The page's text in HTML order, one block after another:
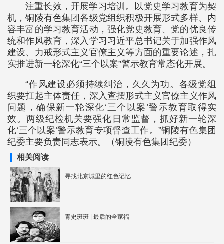
注重长效，开展学习培训。以党史学习教育为契
机，铜陵有色集团各级党组织积极开展形式多样、内
容丰富的学习教育活动，强化党史教育、党的优良传
统和作风教育，深入学习习近平总书记关于加强作风
建设、力戒形式主义官僚主义等方面的重要论述，扎
实推进新一轮深化“三个以案”警示教育常态化开展。
“作风建设必须持续纠治，久久为功。各级党组
织要扛起主体责任，深入查摆形式主义官僚主义作风
问题，确保新一轮深化‘三个以案’警示教育取得实
效。两级纪检机关要强化日常监督，抓好新一轮深
化‘三个以案’警示教育专项督查工作。”铜陵有色集团
纪委主要负责同志表示。（铜陵有色集团纪委）
相关阅读
寻找北京城里的红色记忆
青史斑斑 | 最后的全家福